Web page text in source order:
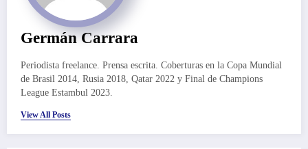
Germán Carrara
Periodista freelance. Prensa escrita. Coberturas en la Copa Mundial
de Brasil 2014, Rusia 2018, Qatar 2022 y Final de Champions
League Estambul 2023.
View All Posts